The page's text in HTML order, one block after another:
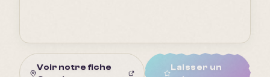
Voir notre fiche
Laisser un